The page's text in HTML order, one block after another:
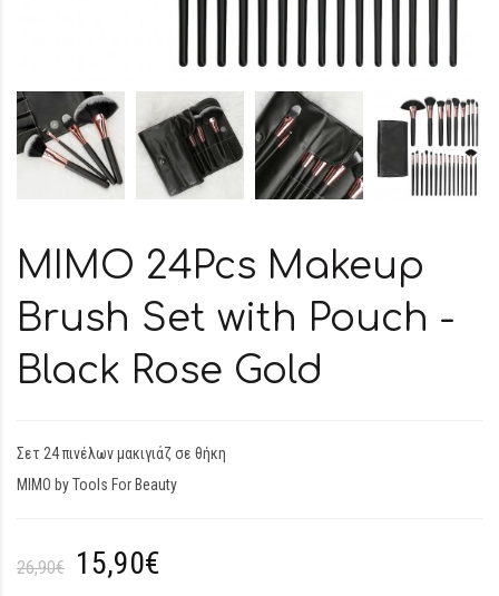
MIMO 24Pcs Makeup
Brush Set with Pouch -
Black Rose Gold
Σετ 24 πινέλων μακιγιάζ σε θήκη
MIMO by Tools For Beauty
26,90€ 15,90€